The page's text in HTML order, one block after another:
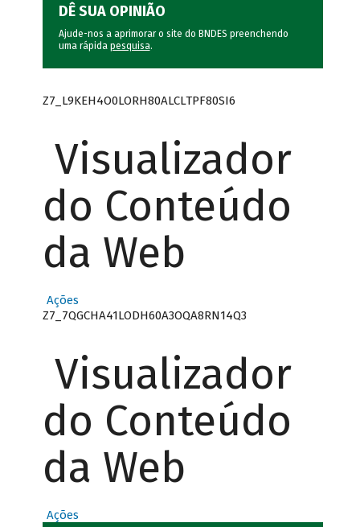
DÊ SUA OPINIÃO
Ajude-nos a aprimorar o site do BNDES preenchendo
uma rápida pesquisa.
Z7_L9KEH4O0LORH80ALCLTPF80SI6
Visualizador
do Conteúdo
da Web
Ações
Z7_7QGCHA41LODH60A3OQA8RN14Q3
Visualizador
do Conteúdo
da Web
Ações